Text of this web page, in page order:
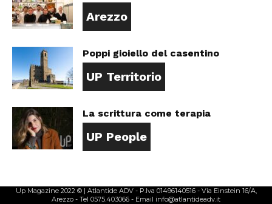
Arezzo
Poppi gioiello del casentino
UP Territorio
La scrittura come terapia
UP People
Up Magazine 2022 © | Atlantide ADV - P.Iva 01496140516 - Via Einstein 16/A,
Arezzo - Tel 0575.403066 - Email info@atlantideadv.it